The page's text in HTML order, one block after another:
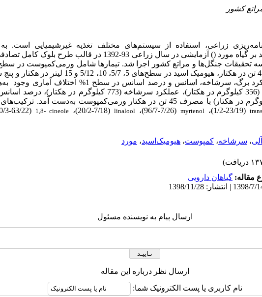
کشور
زراعی، استفاده از سیستم‌‌های مختلف تغذیه غیرشیمیایی است. به
گیاه مورد (
) آزمایشی در سال زراعی 93-1392 در قالب طرح بلوک‌‌ کامل
در هکتار و پنج سطح تلفیقی از آن‌ها
بود. بین تیمارها از لحاظ عملکرد برگ، سرشاخه، اسانس و درصد اسانس در سطح 1% اختلاف آماری وجود
(40/3-63/22)، 1,8- cineole (20/2-7/18)، linalool (96/7-7/26)، myrtenol (1/2-23/19)،
، سرشاخه، کمپوست، هیومیک‌اسید، مورد
مقاله: گیاهان دارویی
ارسال پیام به نویسنده مسئول
ارسال نظر درباره این مقاله
نام کاربری یا پست الکترونیک شما: